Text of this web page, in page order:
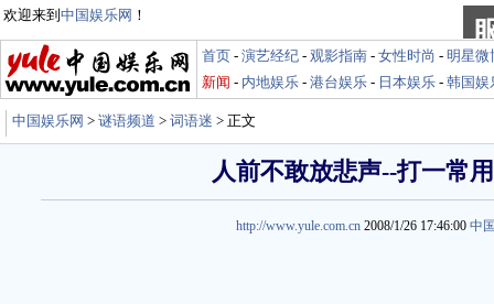
欢迎来到 中国娱乐网 ！
首页 - 演艺经纪 - 观影指南 - 女性时尚 - 明星微
新闻 - 内地娱乐 - 港台娱乐 - 日本娱乐 - 韩国娱
中国娱乐网 > 谜语频道 > 词语迷 > 正文
人前不敢放悲声--打一常
http://www.yule.com.cn 2008/1/26 17:46:00 中